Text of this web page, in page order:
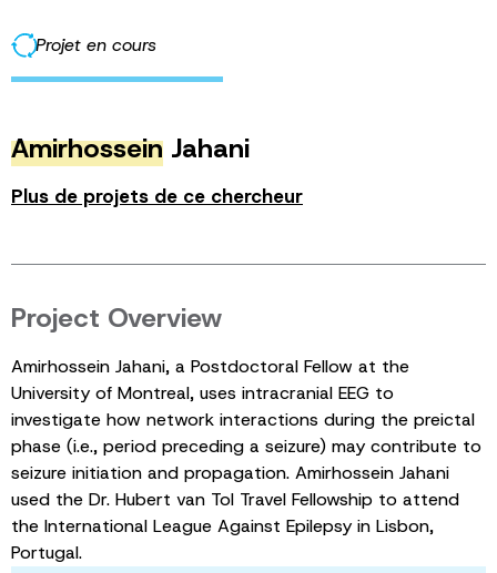
Projet en cours
Amirhossein Jahani
Plus de projets de ce chercheur
Project Overview
Amirhossein Jahani, a Postdoctoral Fellow at the
University of Montreal, uses intracranial EEG to
investigate how network interactions during the preictal
phase (i.e., period preceding a seizure) may contribute to
seizure initiation and propagation. Amirhossein Jahani
used the Dr. Hubert van Tol Travel Fellowship to attend
the International League Against Epilepsy in Lisbon,
Portugal.